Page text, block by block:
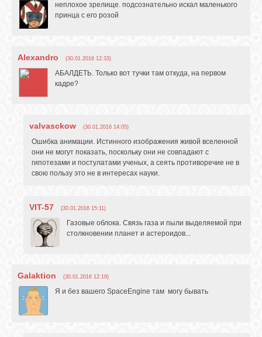
неплохое зрелище. подсознательно искал маленького
принца с его розой
Alexandro (30.01.2016 12:33)
АБАЛДЕТЬ. Только вот тучки там откуда, на первом
кадре?
valvasckow (30.01.2016 14:05)
Ошибка анимации. Истинного изображения живой вселенной
они не могут показать, поскольку они не совпадают с
гипотезами и постулатами ученых, а сеять противоречие не в
свою пользу это не в интересах науки.
VIT-57 (30.01.2016 15:11)
Газовые облока. Связь газа и пыли выделяемой при
столкновении планет и астероидов...
Galaktion (30.01.2016 12:19)
Я и без вашего SpaceEngine там могу бывать